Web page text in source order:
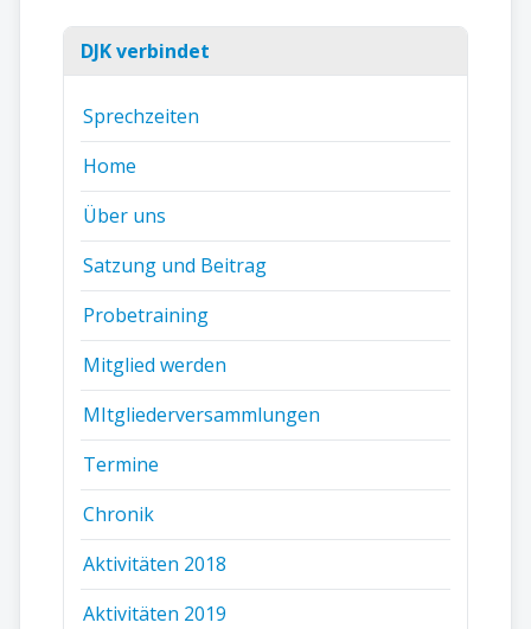
DJK verbindet
Sprechzeiten
Home
Über uns
Satzung und Beitrag
Probetraining
Mitglied werden
MItgliederversammlungen
Termine
Chronik
Aktivitäten 2018
Aktivitäten 2019